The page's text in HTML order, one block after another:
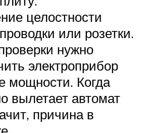
целостности
или розетки.
нужно
электроприбор
мощности. Когда
вылетает автомат
причина в